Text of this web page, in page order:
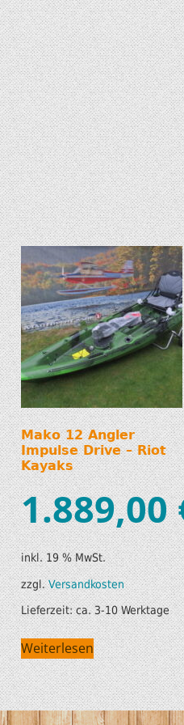
Mako 12 Angler
Impulse Drive – Riot
Kayaks
1.889,00
inkl. 19 % MwSt.
zzgl.Versandkosten
Lieferzeit:ca. 3-10 Werktage
Weiterlesen